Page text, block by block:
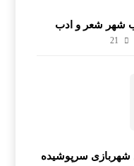
شهر شعر و ادب
21
شهربازی سرپوشیده